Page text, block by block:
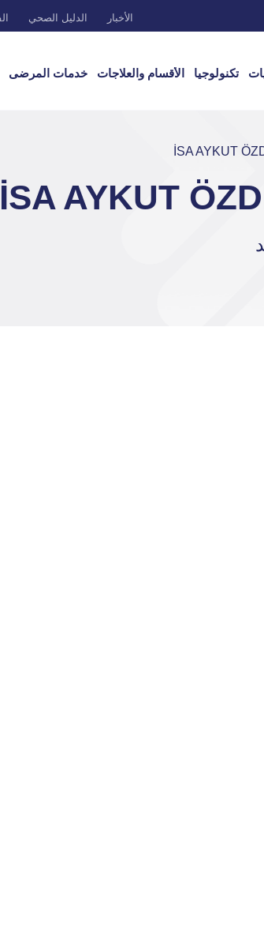
الأخبار الدليل الصحي
تكنولوجيا الأقسام والعلاجات خدمات المرضى